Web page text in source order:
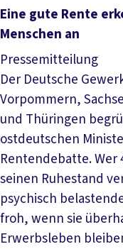
Eine gute Rente
Menschen an
Pressemitteilung
Der Deutsche
Vorpommern,
und Thüringen
ostdeutschen
Rentendebatte. Wer
seinen Ruhestand
psychisch
froh, wenn sie
Erwerbsleben